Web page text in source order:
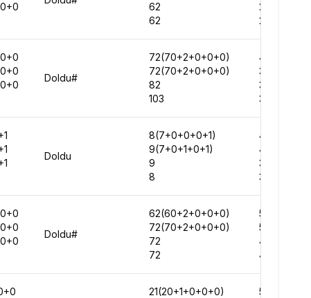
62
62
28632
27349
Doldu#
72(70+2+0+0+0)
72(70+2+0+0+0)
82
103
41779
39986
38881
39874
Doldu
8(7+0+0+0+1)
9(7+0+1+0+1)
9
8
45204
45605
34210
37138
Doldu#
62(60+2+0+0+0)
72(70+2+0+0+0)
72
72
52481
52472
49604
47436
21(20+1+0+0+0)
59128